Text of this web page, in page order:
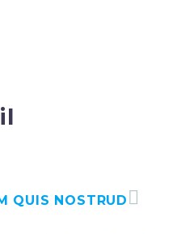
QUIS NOSTRUD